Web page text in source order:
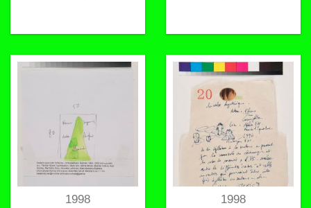
1998 1998